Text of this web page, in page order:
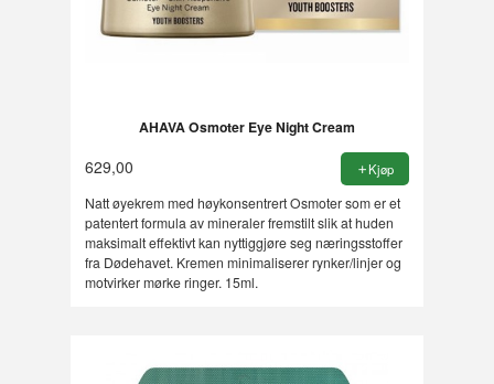
AHAVA Osmoter Eye Night Cream
629,00 Kjøp
Natt øyekrem med høykonsentrert Osmoter som er et
patentert formula av mineraler fremstilt slik at huden
maksimalt effektivt kan nyttiggjøre seg næringsstoffer
fra Dødehavet. Kremen minimaliserer rynker/linjer og
motvirker mørke ringer. 15ml.